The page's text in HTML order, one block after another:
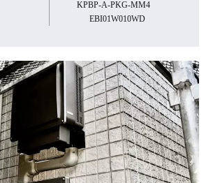
KPBP-A-PKG-MM4
EBI01W010WD